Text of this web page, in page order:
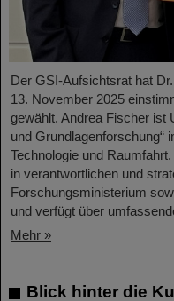
Der GSI-Aufsichtsrat hat
13. November 2025
gewählt. Andrea Fischer ist
und Grundlagenforschung“
Technologie und
in verantwortlichen und
Forschungsministerium
und verfügt über
Mehr »
Blick hinter die